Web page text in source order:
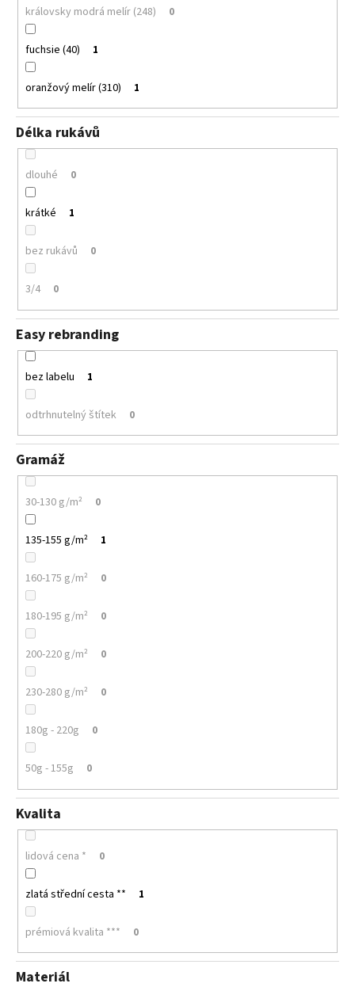
královsky modrá melír (248) 0
fuchsie (40) 1
oranžový melír (310) 1
Délka rukávů
dlouhé 0
krátké 1
bez rukávů 0
3/4 0
Easy rebranding
bez labelu 1
odtrhnutelný štítek 0
Gramáž
30-130 g/m² 0
135-155 g/m² 1
160-175 g/m² 0
180-195 g/m² 0
200-220 g/m² 0
230-280 g/m² 0
180g - 220g 0
50g - 155g 0
Kvalita
lidová cena * 0
zlatá střední cesta ** 1
prémiová kvalita *** 0
Materiál